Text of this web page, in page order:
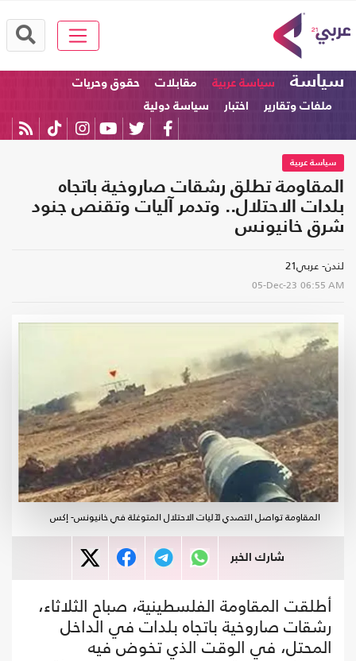
سياسة سياسة عربية مقابلات
حقوق وحريات
ملفات وتقارير
اختبار سياسة دولية
سياسة عربية
المقاومة تطلق رشقات صاروخية باتجاه
بلدات الاحتلال.. وتدمر آليات وتقنص جنود
شرق خانيونس
لندن- عربي21
05-Dec-23 06:55 AM
المقاومة تواصل التصدي لآليات الاحتلال المتوغلة في خانيونس- إكس
شارك الخبر
أطلقت المقاومة الفلسطينية، صباح الثلاثاء،
رشقات صاروخية باتجاه بلدات في الداخل
المحتل، في الوقت الذي تخوض فيه